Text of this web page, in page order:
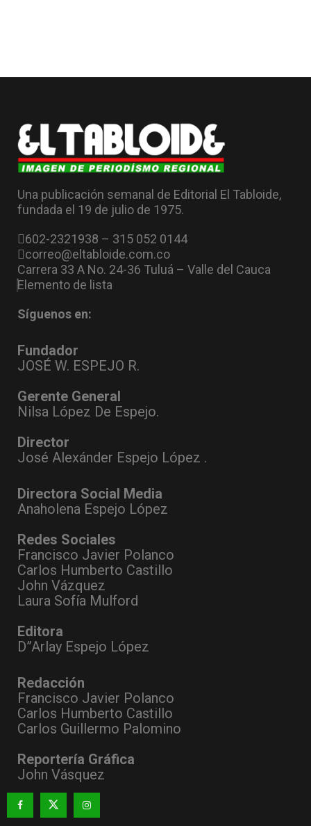
Una publicación semanal de Editorial El Tabloide,
fundada el 19 de julio de 1975.
602-2321938 – 315 052 0144
correo@eltabloide.com.co
Carrera 33 A No. 24-36 Tuluá – Valle del Cauca
Elemento de lista
Síguenos en:
Fundador
JOSÉ W. ESPEJO R.
Gerente General
Nilsa López De Espejo.
Director
José Alexánder Espejo López .
Directora Social Media
Anaholena Espejo López
Redes Sociales
Francisco Javier Polanco
Carlos Humberto Castillo
John Vázquez
Laura Sofía Mulford
Editora
D”Arlay Espejo López
Redacción
Francisco Javier Polanco
Carlos Humberto Castillo
Carlos Guillermo Palomino
Reportería Gráfica
John Vásquez